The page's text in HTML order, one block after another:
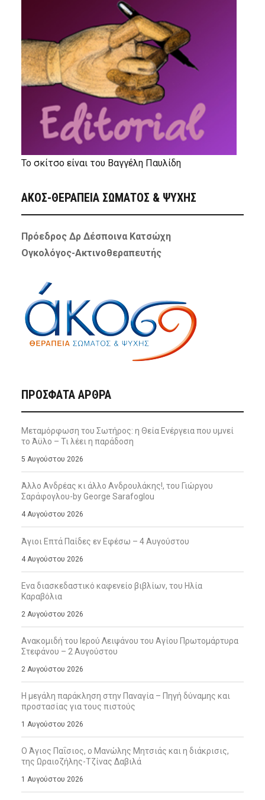
Το σκίτσο είναι του Βαγγέλη Παυλίδη
ΑΚΟΣ-ΘΕΡΑΠΕΙΑ ΣΩΜΑΤΟΣ & ΨΥΧΗΣ
Πρόεδρος Δρ Δέσποινα Κατσώχη
Ογκολόγος-Ακτινοθεραπευτής
ΠΡΌΣΦΑΤΑ ΆΡΘΡΑ
Μεταμόρφωση του Σωτήρος: η Θεία Ενέργεια που υμνεί
το Άϋλο – Τι λέει η παράδοση
5 Αυγούστου 2026
Άλλο Ανδρέας κι άλλο Ανδρουλάκης!, του Γιώργου
Σαράφογλου-by George Sarafoglou
4 Αυγούστου 2026
Άγιοι Επτά Παίδες εν Εφέσω – 4 Αυγούστου
4 Αυγούστου 2026
Ενα διασκεδαστικό καφενείο βιβλίων, του Ηλία
Καραβόλια
2 Αυγούστου 2026
Ανακομιδή του Ιερού Λειψάνου του Αγίου Πρωτομάρτυρα
Στεφάνου – 2 Αυγούστου
2 Αυγούστου 2026
Η μεγάλη παράκληση στην Παναγία – Πηγή δύναμης και
προστασίας για τους πιστούς
1 Αυγούστου 2026
Ο Άγιος Παΐσιος, ο Μανώλης Μητσιάς και η διάκρισις,
της Ωραιοζήλης-Τζίνας Δαβιλά
1 Αυγούστου 2026